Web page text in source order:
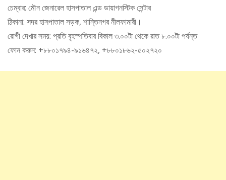
চেম্বার: মৌন জেনারেল হাসপাতাল এন্ড ডায়াগনস্টিক সেন্টার
ঠিকানা: সদর হাসপাতাল সড়ক, শান্তিনগর নীলফামারী।
রোগী দেখার সময়: প্রতি বৃহস্পতিবার বিকাল ৩.০০টা থেকে রাত ৮.০০টা পর্যন্ত
ফোন করুন: +৮৮০১৭৯৪-৯১৬৪৭২, +৮৮০১৮৬২-৫০২৭২০